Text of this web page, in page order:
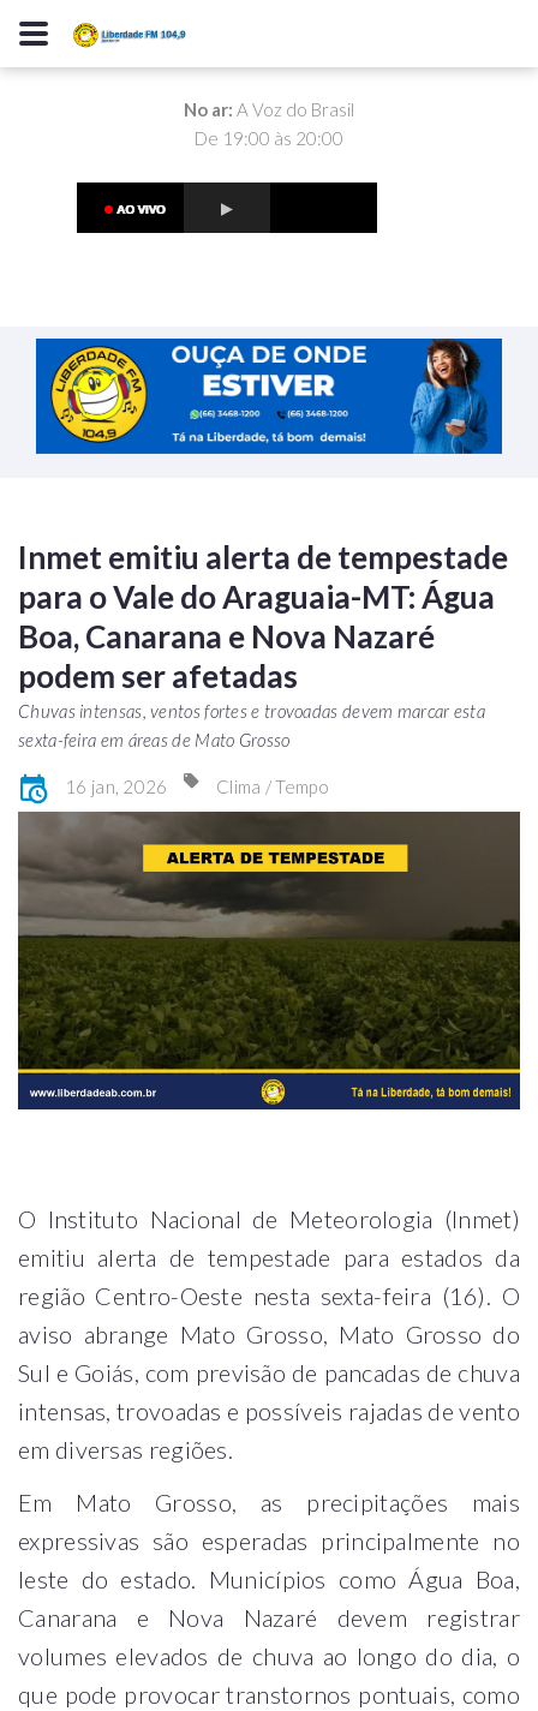
No ar: A Voz do Brasil
De 19:00 às 20:00
Inmet emitiu alerta de tempestade
para o Vale do Araguaia-MT: Água
Boa, Canarana e Nova Nazaré
podem ser afetadas
Chuvas intensas, ventos fortes e trovoadas devem marcar esta
sexta-feira em áreas de Mato Grosso
16 jan, 2026 Clima / Tempo
O Instituto Nacional de Meteorologia (Inmet)
emitiu alerta de tempestade para estados da
região Centro-Oeste nesta sexta-feira (16). O
aviso abrange Mato Grosso, Mato Grosso do
Sul e Goiás, com previsão de pancadas de chuva
intensas, trovoadas e possíveis rajadas de vento
em diversas regiões.
Em Mato Grosso, as precipitações mais
expressivas são esperadas principalmente no
leste do estado. Municípios como Água Boa,
Canarana e Nova Nazaré devem registrar
volumes elevados de chuva ao longo do dia, o
que pode provocar transtornos pontuais, como